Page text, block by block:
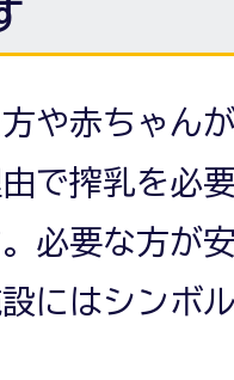
や赤ちゃん
で搾乳を必
必要な方が
にはシンボ